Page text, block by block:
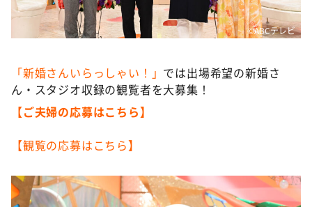
©ABCテレビ
「新婚さんいらっしゃい！」 では出場希望の新婚さ
ん・スタジオ収録の観覧者を大募集！
【ご夫婦の応募はこちら】
【観覧の応募はこちら】